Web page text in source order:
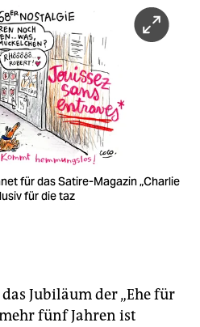
für das Satire-Magazin „Charlie
für die taz
Jubiläum der „Ehe für
fünf Jahren ist